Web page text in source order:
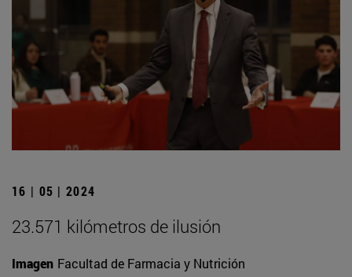
16 | 05 | 2024
23.571 kilómetros de ilusión
Imagen Facultad de Farmacia y Nutrición